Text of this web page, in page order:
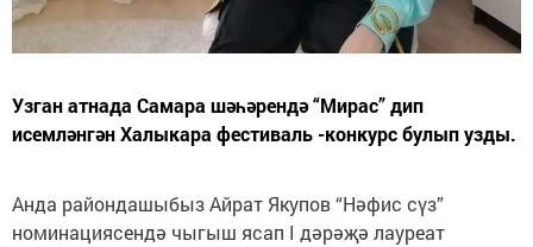
Узган атнада Самара шәһәрендә “Мирас” дип
исемләнгән Халыкара фестиваль -конкурс булып узды.
Анда райондашыбыз Айрат Якупов “Нәфис сүз”
номинацияcендә чыгыш ясап I дәрәҗә лауреат